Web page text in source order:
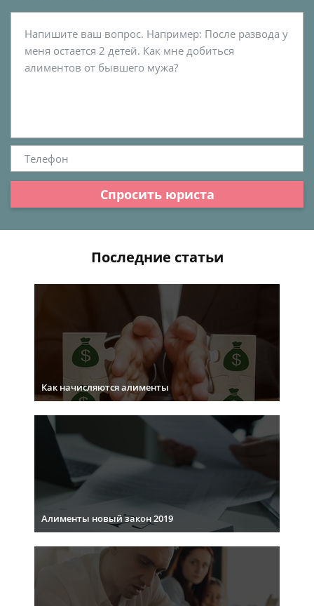
Спросить юриста
Последние статьи
Как начисляются алименты
Алименты новый закон 2019